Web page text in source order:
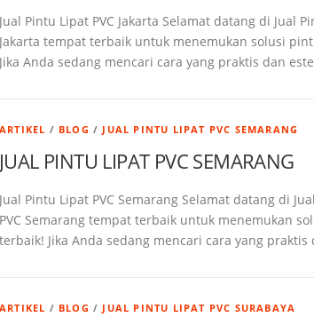
Jual Pintu Lipat PVC Jakarta Selamat datang di Jual
Jakarta tempat terbaik untuk menemukan solusi
Jika Anda sedang mencari cara yang praktis dan
ARTIKEL / BLOG / JUAL PINTU LIPAT PVC SEMARANG
JUAL PINTU LIPAT PVC SEMARANG
Jual Pintu Lipat PVC Semarang Selamat datang di
PVC Semarang tempat terbaik untuk menemukan
terbaik! Jika Anda sedang mencari cara yang
ARTIKEL / BLOG / JUAL PINTU LIPAT PVC SURABAYA